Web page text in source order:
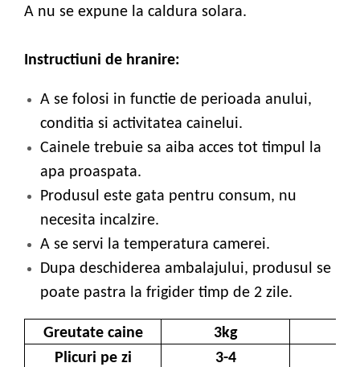
A nu se expune la caldura solara.
Instructiuni de hranire:
A se folosi in functie de perioada anului,
conditia si activitatea cainelui.
Cainele trebuie sa aiba acces tot timpul la
apa proaspata.
Produsul este gata pentru consum, nu
necesita incalzire.
A se servi la temperatura camerei.
Dupa deschiderea ambalajului, produsul se
poate pastra la frigider timp de 2 zile.
Greutate caine 3kg
Plicuri pe zi
3-4